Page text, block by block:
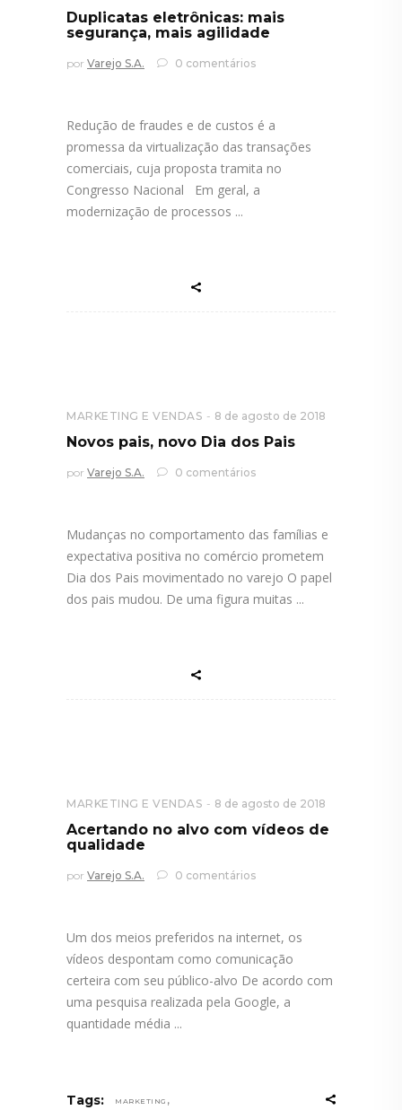
Duplicatas eletrônicas: mais
segurança, mais agilidade
por Varejo S.A. 0 comentários
Redução de fraudes e de custos é a
promessa da virtualização das transações
comerciais, cuja proposta tramita no
Congresso Nacional Em geral, a
modernização de processos
MARKETING E VENDAS 8 de agosto de 2018
Novos pais, novo Dia dos Pais
por Varejo S.A. 0 comentários
Mudanças no comportamento das famílias e
expectativa positiva no comércio prometem
Dia dos Pais movimentado no varejo O papel
dos pais mudou. De uma figura muitas
MARKETING E VENDAS 8 de agosto de 2018
Acertando no alvo com vídeos de
qualidade
por Varejo S.A. 0 comentários
Um dos meios preferidos na internet, os
vídeos despontam como comunicação
certeira com seu público-alvo De acordo com
uma pesquisa realizada pela Google, a
quantidade média
Tags: MARKETING ,